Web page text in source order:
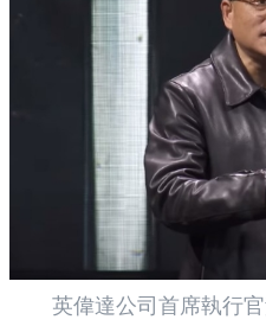
英偉達公司首席執行